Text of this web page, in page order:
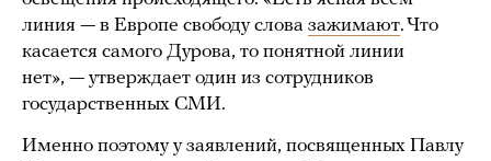
линия — в Европе свободу слова зажимают. Что
касается самого Дурова, то понятной линии
нет», — утверждает один из сотрудников
государственных СМИ.
Именно поэтому у заявлений, посвященных Павлу